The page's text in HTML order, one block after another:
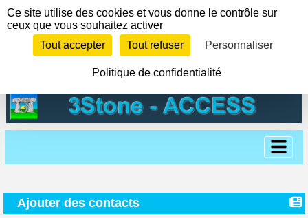
Ajouter des contacts
Panneau de gestion des cookies
Ce site utilise des cookies et vous donne le contrôle sur
ceux que vous souhaitez activer
Tout accepter
Tout refuser Personnaliser
Politique de confidentialité